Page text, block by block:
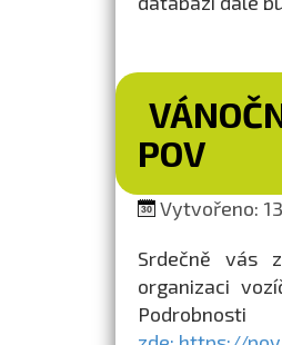
POV
Vytvořeno:
Srdečně vás
organizaci